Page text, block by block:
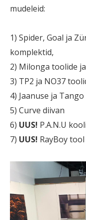
mudeleid:
1) Spider, Goal ja
komplektid,
2) Milonga toolide
3) TP2 ja NO37
4) Jaanuse ja
5) Curve diivan
6) UUS! P.A.N.U
7) UUS! RayBoy